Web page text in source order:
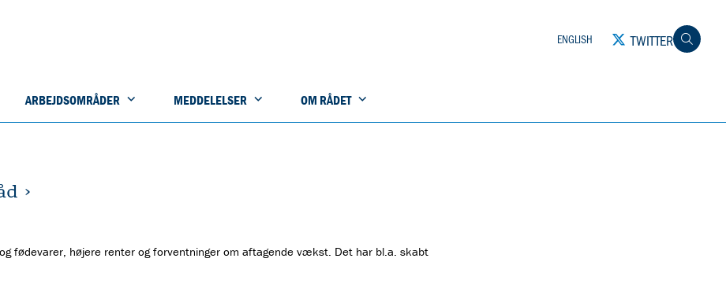
ENGLISH TWITTER
ARBEJDSOMRÅDER MEDDELELSER OM RÅDET
fødevarer, højere renter og forventninger om aftagende vækst. Det har bl.a. skabt